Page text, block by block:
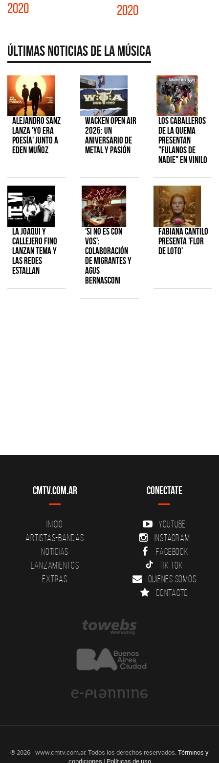
2020 2020
Últimas Noticias de la Música
Alejandro Sanz
lanza 'Yo era
poesía' junto a
Eden Muñoz
Wacken Open Air
2026: Un
aniversario de
metal y pasión
Los Caballeros
de la Quema
presentan
"Fulanos de
Nadie" en vinilo
La Joaqui y
Callejero Fino
lanzan tema y
las redes
estallan
'Si No Es Con
Vos':
colaboración
de Migrantes y
Agus
Bernasconi
Fabiana Cantilo
presenta 'Flor
de Loto'
CMTV.com.ar
Inicio
Artistas-Bandas
Noticias
Lanzamientos
Extras
Conectate
YouTube
Instagram
Facebook
Tik Tok
Quienes somos
Contacto
® 2026 - www.cmtv.com.ar. Todos los derechos reservados.Términos y
condiciones | Políticas de uso